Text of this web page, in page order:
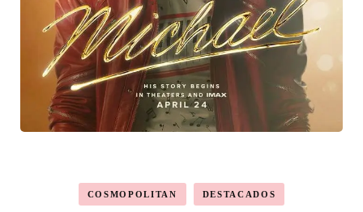
COSMOPOLITAN DESTACADOS